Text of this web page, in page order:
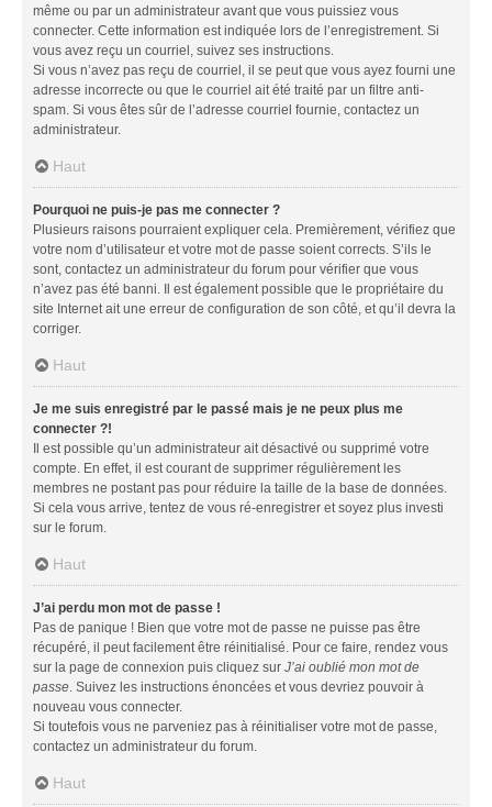
même ou par un administrateur avant que vous puissiez vous
connecter. Cette information est indiquée lors de l’enregistrement. Si
vous avez reçu un courriel, suivez ses instructions.
Si vous n’avez pas reçu de courriel, il se peut que vous ayez fourni une
adresse incorrecte ou que le courriel ait été traité par un filtre anti-
spam. Si vous êtes sûr de l’adresse courriel fournie, contactez un
administrateur.
Haut
Pourquoi ne puis-je pas me connecter ?
Plusieurs raisons pourraient expliquer cela. Premièrement, vérifiez que
votre nom d’utilisateur et votre mot de passe soient corrects. S’ils le
sont, contactez un administrateur du forum pour vérifier que vous
n’avez pas été banni. Il est également possible que le propriétaire du
site Internet ait une erreur de configuration de son côté, et qu’il devra la
corriger.
Haut
Je me suis enregistré par le passé mais je ne peux plus me
connecter ?!
Il est possible qu’un administrateur ait désactivé ou supprimé votre
compte. En effet, il est courant de supprimer régulièrement les
membres ne postant pas pour réduire la taille de la base de données.
Si cela vous arrive, tentez de vous ré-enregistrer et soyez plus investi
sur le forum.
Haut
J’ai perdu mon mot de passe !
Pas de panique ! Bien que votre mot de passe ne puisse pas être
récupéré, il peut facilement être réinitialisé. Pour ce faire, rendez vous
sur la page de connexion puis cliquez sur J’ai oublié mon mot de
passe. Suivez les instructions énoncées et vous devriez pouvoir à
nouveau vous connecter.
Si toutefois vous ne parveniez pas à réinitialiser votre mot de passe,
contactez un administrateur du forum.
Haut